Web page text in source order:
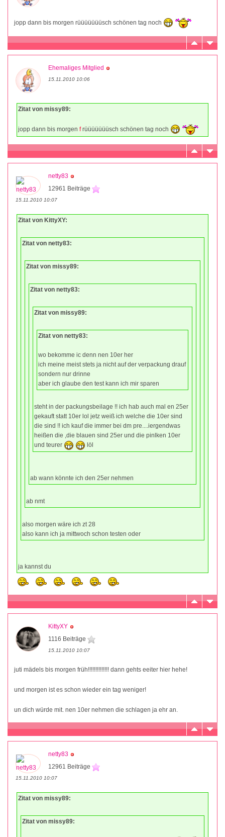
jopp dann bis morgen rüüüüüüüsch schönen tag noch
Ehemaliges Mitglied
15.11.2010 10:06
Zitat von missy89:
jopp dann bis morgen früüüüüüüsch schönen tag noch
netty83
12961 Beiträge
15.11.2010 10:07
Zitat von KittyXY:
Zitat von netty83:
Zitat von missy89:
Zitat von netty83:
Zitat von missy89:
Zitat von netty83:
wo bekomme ic denn nen 10er her
ich meine meist stets ja nicht auf der verpackung drauf
sondern nur drinne
aber ich glaube den test kann ich mir sparen
steht in der packungsbeilage !! ich hab auch mal en 25er
gekauft statt 10er lol jetz weiß ich welche die 10er sind
die sind !! ich kauf die immer bei dm pre....iergendwas
heißen die ,die blauen sind 25er und die pinlken 10er
und teurer
löl
ab wann könnte ich den 25er nehmen
ab nmt
also morgen wäre ich zt 28
also kann ich ja mittwoch schon testen oder
ja kannst du
KittyXY
1116 Beiträge
15.11.2010 10:07
juti mädels bis morgen früh!!!!!!!!!!!!!! dann gehts eeiter hier hehe!
und morgen ist es schon wieder ein tag weniger!
un dich würde mit. nen 10er nehmen die schlagen ja ehr an.
netty83
12961 Beiträge
15.11.2010 10:07
Zitat von missy89:
Zitat von missy89: